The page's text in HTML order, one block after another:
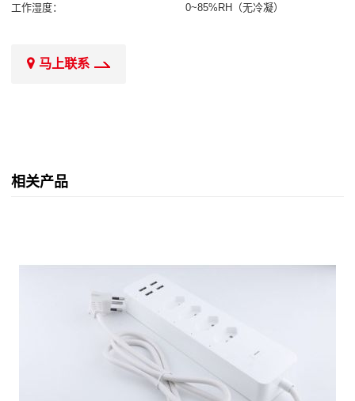
工作湿度：
0~85%RH（无冷凝）
马上联系
相关产品